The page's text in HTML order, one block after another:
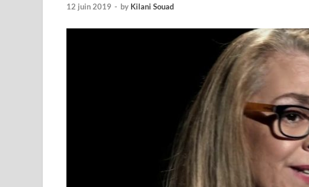
12 juin 2019 - by Kilani Souad